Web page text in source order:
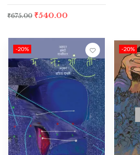
₹675.00 ₹540.00
-20% -20%